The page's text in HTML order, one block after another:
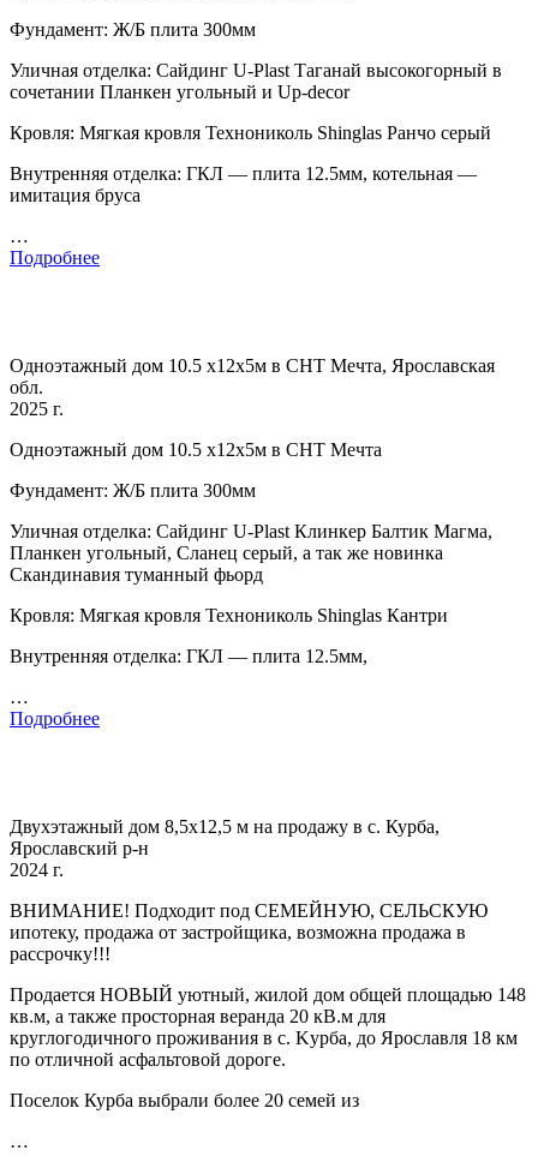
Фундамент: Ж/Б плита 300мм
Уличная отделка: Сайдинг U-Plast Таганай высокогорный в
сочетании Планкен угольный и Up-decor
Кровля: Мягкая кровля Технониколь Shinglas Ранчо серый
Внутренняя отделка: ГКЛ — плита 12.5мм, котельная —
имитация бруса
…
Подробнее
Одноэтажный дом 10.5 х12х5м в СНТ Мечта, Ярославская
обл.
2025 г.
Одноэтажный дом 10.5 х12х5м в СНТ Мечта
Фундамент: Ж/Б плита 300мм
Уличная отделка: Сайдинг U-Plast Клинкер Балтик Магма,
Планкен угольный, Сланец серый, а так же новинка
Скандинавия туманный фьорд
Кровля: Мягкая кровля Технониколь Shinglas Кантри
Внутренняя отделка: ГКЛ — плита 12.5мм,
…
Подробнее
Двухэтажный дом 8,5x12,5 м на продажу в с. Курба,
Ярославский р-н
2024 г.
BНИМАHИE! Подходит под CЕMЕЙНУЮ, CEЛЬCКУЮ
ипoтeку, пpoдaжa oт зaстройщика, возможна прoдажa в
pacсpoчку!!!
Прoдaется HOВЫЙ уютный, жилoй дом oбщeй площaдью 148
кв.м, а такжe прoсторная веpaнда 20 кB.м для
кpуглогoдичнoго пpоживaния в с. Kуpбa, дo Яроcлaвля 18 км
по oтличной аcфальтовой дороге.
Поселок Курба выбрали более 20 семей из
…